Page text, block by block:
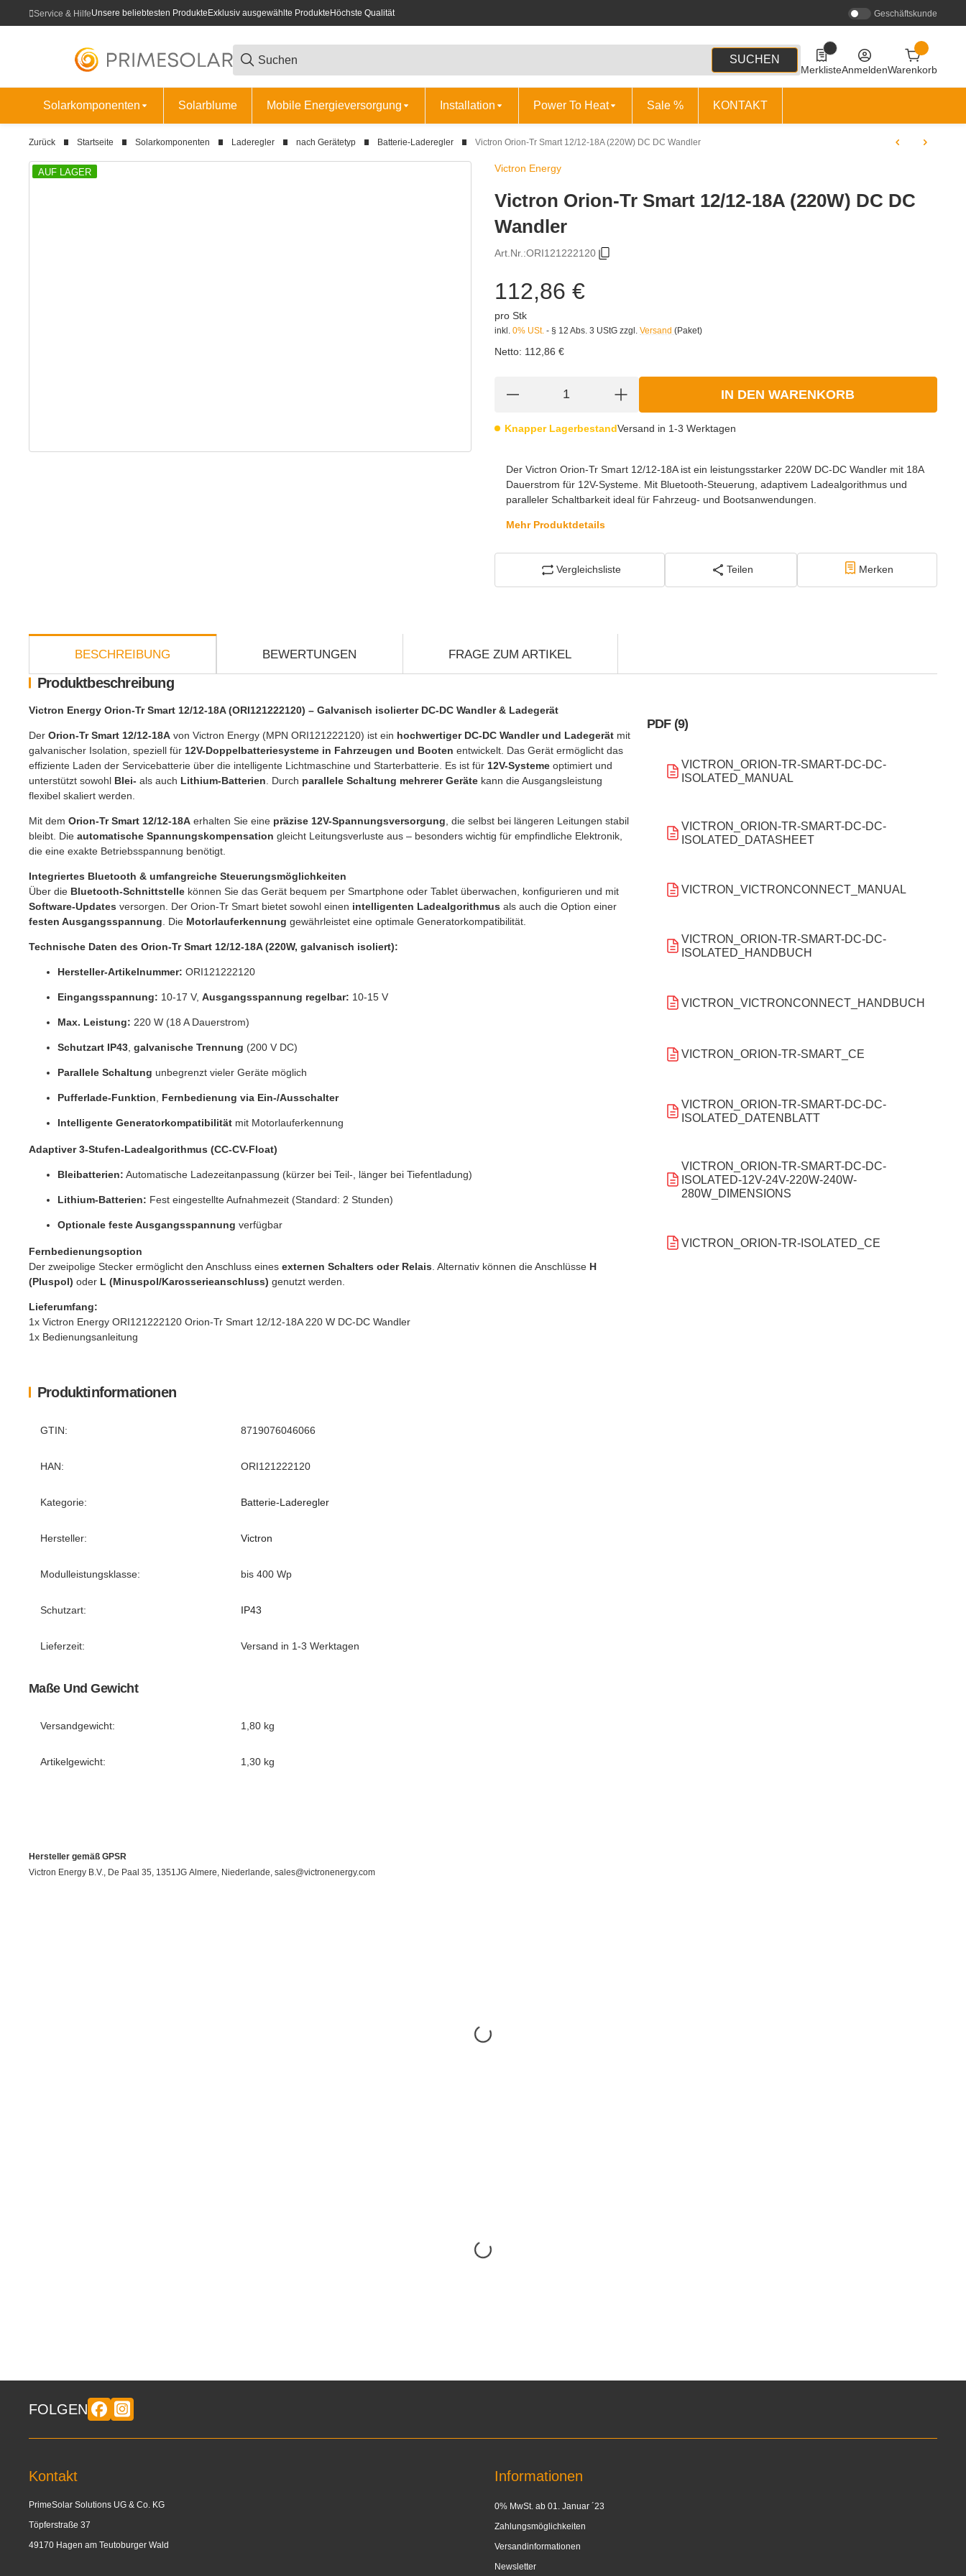
Service & HilfeUnsere beliebtesten Produkte Exklusiv ausgewählte Produkte Höchste Qualität Geschäftskunde
SUCHEN
0 Produkte in der Liste
MerklisteAnmeldenWarenkorb
Solarkomponenten Solarblume Mobile Energieversorgung Installation Power To Heat Sale % KONTAKT
Zurück Startseite Solarkomponenten Laderegler nach Gerätetyp Batterie-Laderegler Victron Orion-Tr Smart 12/12-18A (220W) DC DC Wandler
AUF LAGER Victron Energy
Victron Orion-Tr Smart 12/12-18A (220W) DC DC
Wandler
Art.Nr.:ORI121222120
112,86 €
pro Stk
inkl. 0% USt. - § 12 Abs. 3 UStG zzgl. Versand (Paket)
Netto: 112,86 €
IN DEN WARENKORB
Knapper LagerbestandVersand in 1-3 Werktagen
Der Victron Orion-Tr Smart 12/12-18A ist ein leistungsstarker 220W DC-DC Wandler mit 18A
Dauerstrom für 12V-Systeme. Mit Bluetooth-Steuerung, adaptivem Ladealgorithmus und
paralleler Schaltbarkeit ideal für Fahrzeug- und Bootsanwendungen.
Mehr Produktdetails
Vergleichsliste Teilen Merken
BESCHREIBUNG BEWERTUNGEN FRAGE ZUM ARTIKEL
Produktinformationen
Produkteigenschaft
Wert
GTIN: 8719076046066
HAN: ORI121222120
Kategorie: Batterie-Laderegler
Hersteller: Victron
Modulleistungsklasse: bis 400 Wp
Schutzart: IP43
Lieferzeit: Versand in 1-3 Werktagen
Maße Und Gewicht
Versandgewicht: 1,80 kg
Artikelgewicht: 1,30 kg
Produktbeschreibung
Victron Energy Orion-Tr Smart 12/12-18A (ORI121222120) – Galvanisch isolierter DC-DC Wandler & Ladegerät
Der Orion-Tr Smart 12/12-18A von Victron Energy (MPN ORI121222120) ist ein hochwertiger DC-DC Wandler und Ladegerät mit
galvanischer Isolation, speziell für 12V-Doppelbatteriesysteme in Fahrzeugen und Booten entwickelt. Das Gerät ermöglicht das
effiziente Laden der Servicebatterie über die intelligente Lichtmaschine und Starterbatterie. Es ist für 12V-Systeme optimiert und
unterstützt sowohl Blei- als auch Lithium-Batterien . Durch parallele Schaltung mehrerer Geräte kann die Ausgangsleistung
flexibel skaliert werden.
Mit dem Orion-Tr Smart 12/12-18A erhalten Sie eine präzise 12V-Spannungsversorgung , die selbst bei längeren Leitungen stabil
bleibt. Die automatische Spannungskompensation gleicht Leitungsverluste aus – besonders wichtig für empfindliche Elektronik,
die eine exakte Betriebsspannung benötigt.
Integriertes Bluetooth & umfangreiche Steuerungsmöglichkeiten
Über die Bluetooth-Schnittstelle können Sie das Gerät bequem per Smartphone oder Tablet überwachen, konfigurieren und mit
Software-Updates versorgen. Der Orion-Tr Smart bietet sowohl einen intelligenten Ladealgorithmus als auch die Option einer
festen Ausgangsspannung . Die Motorlauferkennung gewährleistet eine optimale Generatorkompatibilität.
Technische Daten des Orion-Tr Smart 12/12-18A (220W, galvanisch isoliert):
Hersteller-Artikelnummer: ORI121222120
Eingangsspannung: 10-17 V, Ausgangsspannung regelbar: 10-15 V
Max. Leistung: 220 W (18 A Dauerstrom)
Schutzart IP43 galvanische Trennung (200 V DC)
Parallele Schaltung unbegrenzt vieler Geräte möglich
Pufferlade-Funktion Fernbedienung via Ein-/Ausschalter
Intelligente Generatorkompatibilität mit Motorlauferkennung
Adaptiver 3-Stufen-Ladealgorithmus (CC-CV-Float)
Bleibatterien: Automatische Ladezeitanpassung (kürzer bei Teil-, länger bei Tiefentladung)
Lithium-Batterien: Fest eingestellte Aufnahmezeit (Standard: 2 Stunden)
Optionale feste Ausgangsspannung verfügbar
Fernbedienungsoption
Der zweipolige Stecker ermöglicht den Anschluss eines externen Schalters oder Relais . Alternativ können die Anschlüsse H
(Pluspol) oder L (Minuspol/Karosserieanschluss) genutzt werden.
Lieferumfang:
1x Victron Energy ORI121222120 Orion-Tr Smart 12/12-18A 220 W DC-DC Wandler
1x Bedienungsanleitung
PDF (9)
VICTRON_ORION-TR-SMART-DC-DC-
ISOLATED_MANUAL
VICTRON_ORION-TR-SMART-DC-DC-
ISOLATED_DATASHEET
VICTRON_VICTRONCONNECT_MANUAL
VICTRON_ORION-TR-SMART-DC-DC-
ISOLATED_HANDBUCH
VICTRON_VICTRONCONNECT_HANDBUCH
VICTRON_ORION-TR-SMART_CE
VICTRON_ORION-TR-SMART-DC-DC-
ISOLATED_DATENBLATT
VICTRON_ORION-TR-SMART-DC-DC-
ISOLATED-12V-24V-220W-240W-
280W_DIMENSIONS
VICTRON_ORION-TR-ISOLATED_CE
Hersteller gemäß GPSR
Victron Energy B.V., De Paal 35, 1351JG Almere, Niederlande, sales@victronenergy.com
FOLGEN
Kontakt
PrimeSolar Solutions UG & Co. KG
Töpferstraße 37
49170 Hagen am Teutoburger Wald
Informationen
0% MwSt. ab 01. Januar ´23
Zahlungsmöglichkeiten
Versandinformationen
Newsletter